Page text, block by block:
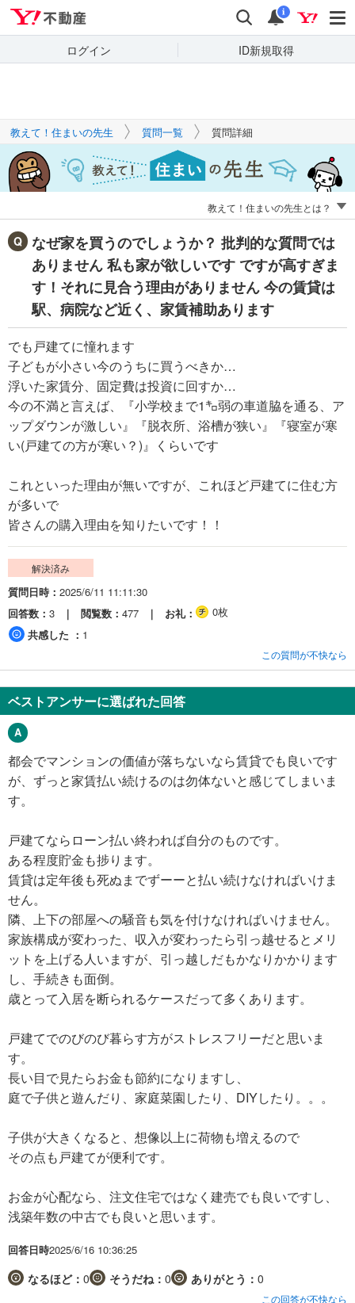
検索 通知
i
ログイン ID新規取得
キーワードで
質問を探す
教えて！住まいの先生 質問一覧 質問詳細
教えて！住まいの先生とは？
なぜ家を買うのでしょうか？ 批判的な質問では
ありません 私も家が欲しいです ですが高すぎま
す！それに見合う理由がありません 今の賃貸は
駅、病院など近く、家賃補助あります
でも戸建てに憧れます
子どもが小さい今のうちに買うべきか…
浮いた家賃分、固定費は投資に回すか…
今の不満と言えば、『小学校まで1㌔弱の車道脇を通る、ア
ップダウンが激しい』『脱衣所、浴槽が狭い』『寝室が寒
い(戸建ての方が寒い？)』くらいです
これといった理由が無いですが、これほど戸建てに住む方
が多いで
皆さんの購入理由を知りたいです！！
解決済み
質問日時
2025/6/11 11:11:30
回答数
3 閲覧数 477 お礼
0枚
共感した
1
この質問が不快なら
ベストアンサーに選ばれた回答
都会でマンションの価値が落ちないなら賃貸でも良いです
が、ずっと家賃払い続けるのは勿体ないと感じてしまいま
す。
戸建てならローン払い終われば自分のものです。
ある程度貯金も捗ります。
賃貸は定年後も死ぬまでずーーと払い続けなければいけま
せん。
隣、上下の部屋への騒音も気を付けなければいけません。
家族構成が変わった、収入が変わったら引っ越せるとメリ
ットを上げる人いますが、引っ越しだもかなりかかります
し、手続きも面倒。
歳とって入居を断られるケースだって多くあります。
戸建てでのびのび暮らす方がストレスフリーだと思いま
す。
長い目で見たらお金も節約になりますし、
庭で子供と遊んだり、家庭菜園したり、DIYしたり。。。
子供が大きくなると、想像以上に荷物も増えるので
その点も戸建てが便利です。
お金が心配なら、注文住宅ではなく建売でも良いですし、
浅築年数の中古でも良いと思います。
回答日時2025/6/16 10:36:25
なるほど： 0 そうだね： 0 ありがとう： 0
この回答が不快なら